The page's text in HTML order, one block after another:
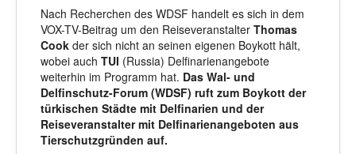
Nach Recherchen des WDSF handelt es sich in dem
VOX-TV-Beitrag um den Reiseveranstalter Thomas
Cook der sich nicht an seinen eigenen Boykott hält,
wobei auch TUI (Russia) Delfinarienangebote
weiterhin im Programm hat. Das Wal- und
Delfinschutz-Forum (WDSF) ruft zum Boykott der
türkischen Städte mit Delfinarien und der
Reiseveranstalter mit Delfinarienangeboten aus
Tierschutzgründen auf.